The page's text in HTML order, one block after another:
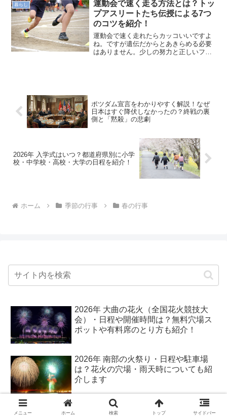
学校・高校・大学...
暮らし
運動会で速く走る方法とは？トッ
プアスリートたち伝授による7つ
のコツを紹介！
運動会で速く走れたらカッコいいですよ
ね。ですが遺伝だからとあきらめる必要
はありません。少しの努力と正しいフォ
ポツダム宣言をわかりやすく解説！なぜ
日本はすぐ降伏しなかったの？終戦の裏
側と「黙殺」の悲劇
2026年 入学式はいつ？都道府県別に小学
校・中学校・高校・大学の日程を紹介！
ホーム 季節の行事 春の行事
2026年 大曲の花火（全国花火競技大
会）・日程や開催時間は？無料穴場ス
ポットや有料席のとり方も紹介！
2026年 南部の火祭り・日程や駐車場
は？花火の穴場・雨天時についても紹
介します
2026年 秋田竿燈まつり・駐車場や交
メニュー ホーム 検索 トップ サイドバー